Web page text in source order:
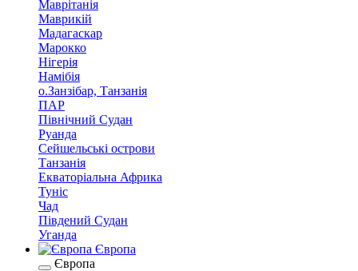
Маврітанія
Маврикій
Мадагаскар
Марокко
Нігерія
Намібія
о.Занзібар, Танзанія
ПАР
Північний Судан
Руанда
Сейшельські острови
Танзанія
Екваторіальна Африка
Туніс
Чад
Південий Судан
Уганда
Європа
Європа